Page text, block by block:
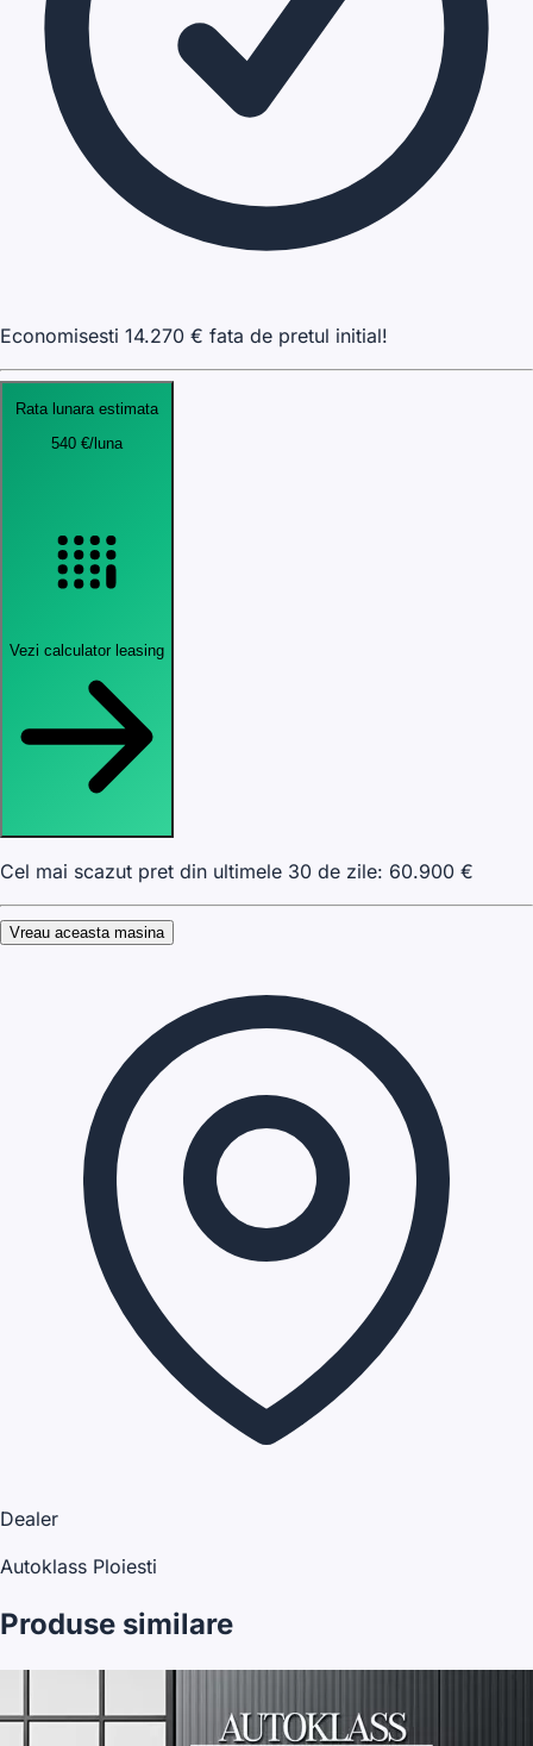
Economisesti 14.270 € fata de pretul initial!
Rata lunara estimata
540 €/luna
Vezi calculator leasing
Cel mai scazut pret din ultimele 30 de zile: 60.900 €
Vreau aceasta masina
Dealer
Autoklass Ploiesti
Produse similare